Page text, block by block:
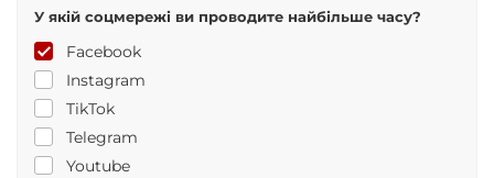
У якій соцмережі ви проводите найбільше часу?
Facebook
Instagram
TikTok
Telegram
Youtube